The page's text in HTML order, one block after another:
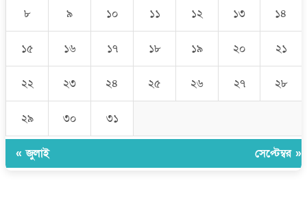
৮ ৯ ১০ ১১ ১২ ১৩ ১৪
১৫ ১৬ ১৭ ১৮ ১৯ ২০ ২১
২২ ২৩ ২৪ ২৫ ২৬ ২৭ ২৮
২৯ ৩০ ৩১
« জুলাই সেপ্টেম্বর »